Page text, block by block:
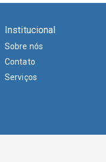
Institucional
Sobre nós
Contato
Serviços